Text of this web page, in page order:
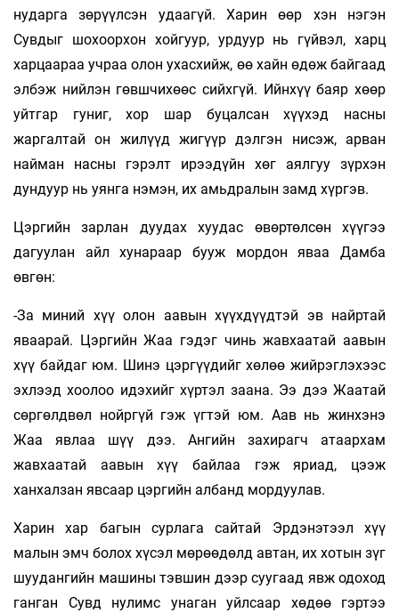
нударга зөрүүлсэн удаагүй. Харин өөр хэн нэгэн
Сувдыг шохоорхон хойгуур, урдуур нь гүйвэл, харц
харцаараа учраа олон ухасхийж, өө хайн өдөж байгаад
элбэж нийлэн гөвшчихөөс сийхгүй. Ийнхүү баяр хөөр
уйтгар гуниг, хор шар буцалсан хүүхэд насны
жаргалтай он жилүүд жигүүр дэлгэн нисэж, арван
найман насны гэрэлт ирээдүйн хөг аялгуу зүрхэн
дундуур нь уянга нэмэн, их амьдралын замд хүргэв.
Цэргийн зарлан дуудах хуудас өвөртөлсөн хүүгээ
дагуулан айл хунараар бууж мордон яваа Дамба
өвгөн:
-За миний хүү олон аавын хүүхдүүдтэй эв найртай
яваарай. Цэргийн Жаа гэдэг чинь жавхаатай аавын
хүү байдаг юм. Шинэ цэргүүдийг хөлөө жийрэглэхээс
эхлээд хоолоо идэхийг хүртэл заана. Ээ дээ Жаатай
сөргөлдвөл нойргүй гэж үгтэй юм. Аав нь жинхэнэ
Жаа явлаа шүү дээ. Ангийн захирагч атаархам
жавхаатай аавын хүү байлаа гэж яриад, цээж
ханхалзан явсаар цэргийн албанд мордуулав.
Харин хар багын сурлага сайтай Эрдэнэтээл хүү
малын эмч болох хүсэл мөрөөдөлд автан, их хотын зүг
шуудангийн машины тэвшин дээр суугаад явж одоход
ганган Сувд нулимс унаган уйлсаар хөдөө гэртээ